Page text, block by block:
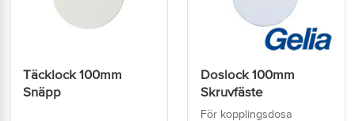
Täcklock 100mm
Snäpp
Doslock 100mm
Skruvfäste
För kopplingsdosa